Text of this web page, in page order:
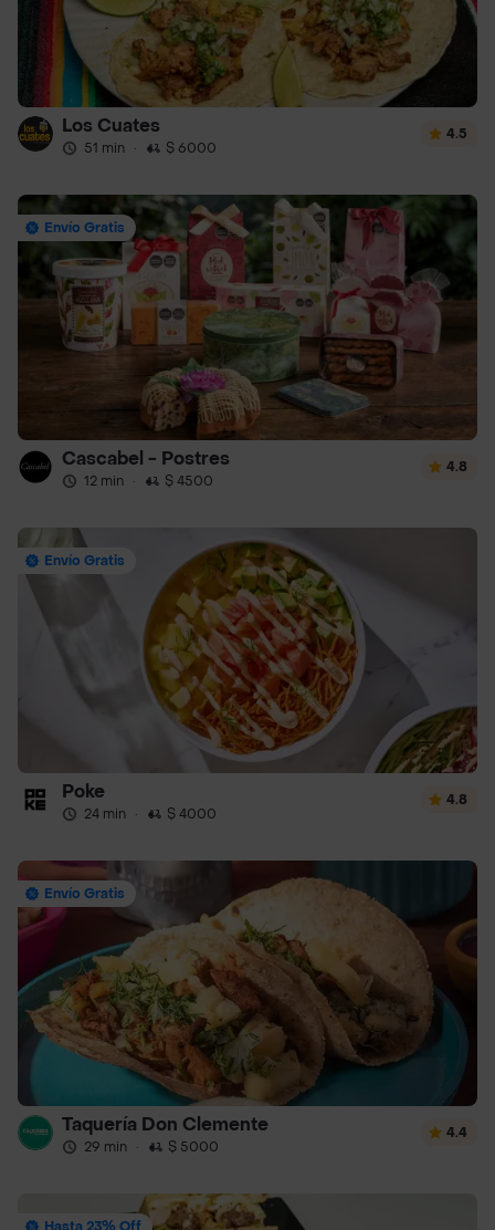
Los Cuates
51 min · $ 6000
4.5
Envío Gratis
Cascabel - Postres
12 min · $ 4500
4.8
Envío Gratis
Poke
24 min · $ 4000
4.8
Envío Gratis
Taquería Don Clemente
29 min · $ 5000
4.4